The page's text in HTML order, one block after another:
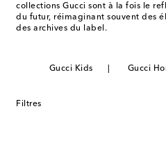
collections Gucci sont à la fois le
du futur, réimaginant souvent des
des archives du label.
nouvelles palettes de couleurs
Gucci Kids Gucci
Filtres